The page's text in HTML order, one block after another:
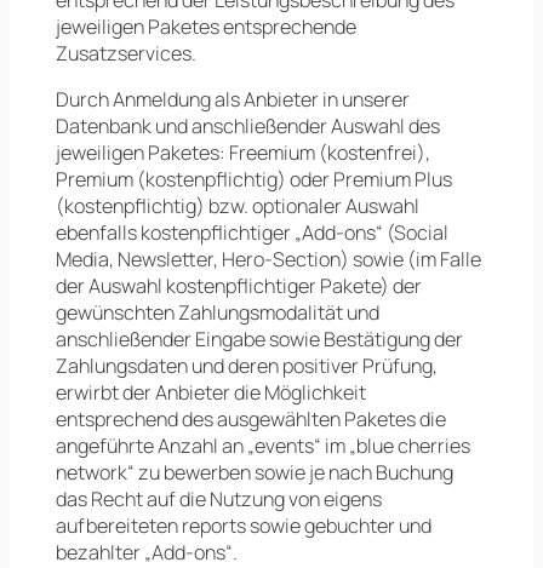
jeweiligen Paketes entsprechende
Zusatzservices.
Durch Anmeldung als Anbieter in unserer
Datenbank und anschließender Auswahl des
jeweiligen Paketes: Freemium (kostenfrei),
Premium (kostenpflichtig) oder Premium Plus
(kostenpflichtig) bzw. optionaler Auswahl
ebenfalls kostenpflichtiger „Add-ons“ (Social
Media, Newsletter, Hero-Section) sowie (im Falle
der Auswahl kostenpflichtiger Pakete) der
gewünschten Zahlungsmodalität und
anschließender Eingabe sowie Bestätigung der
Zahlungsdaten und deren positiver Prüfung,
erwirbt der Anbieter die Möglichkeit
entsprechend des ausgewählten Paketes die
angeführte Anzahl an „events“ im „blue cherries
network“ zu bewerben sowie je nach Buchung
das Recht auf die Nutzung von eigens
aufbereiteten reports sowie gebuchter und
bezahlter „Add-ons“.